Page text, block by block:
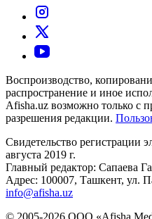
Воспроизводство,
распространение и иное
Afisha.uz возможно только с
разрешения редакции.
Свидетельство
августа 2019 г.
Главный редактор: Сапаева
Адрес: 100007, Ташкент, ул.
info@afisha.uz